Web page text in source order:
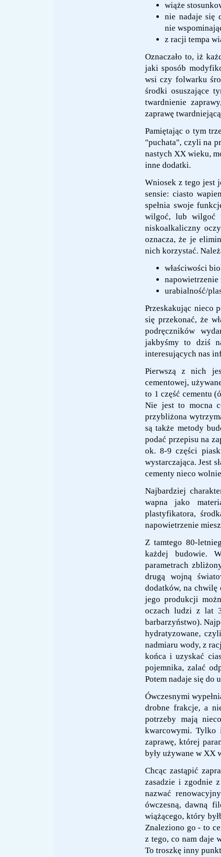
wiąże
nie nadaje się
nie
z racji tempa
Oznaczało to, iż
jaki sposób
wsi czy folwarku
środki osuszające
twardnienie
zaprawę
Pamiętając o tym
"puchata", czyli na
nastych XX wieku,
inne dodatki.
Wniosek z tego jest
sensie: ciasto
spełnia swoje
wilgoć, lub wilgoć
niskoalkaliczny
oznacza, że je
nich korzystać.
właściwości
napowietrzenie
urabialność/
Przeskakując nieco
się przekonać, że
podręczników
jakbyśmy to dziś
interesujących nas
Pierwszą z nich
cementowej,
to 1 część cementu
Nie jest to mocna
przybliżona
są także metody
podać przepisu na
ok. 8-9 części
wystarczająca. Jest
cementy nieco
Najbardziej
wapna jako
plastyfikatora,
napowietrzenie
Z tamtego 80-
każdej budowie.
parametrach
drugą wojną
dodatków, na chwilę
jego produkcji
oczach ludzi z lat
barbarzyństwo).
hydratyzowane,
nadmiaru wody, z
końca i uzyskać
pojemnika, zalać
Potem nadaje się do
Ówczesnymi
drobne frakcje, a
potrzeby mają
kwarcowymi.
zaprawę, której
były używane w XX
Chcąc zastąpić
zasadzie i zgodnie
nazwać
ówczesną, dawną
wiążącego, który
Znaleziono go - to
z tego, co nam daje
To troszkę inny